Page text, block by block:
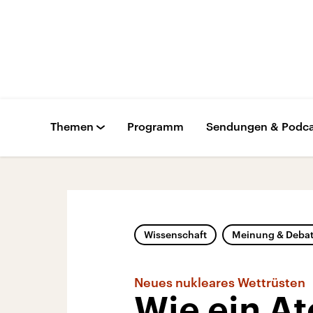
Themen Programm Sendungen &
Wissenschaft Meinung &
Neues nukleares Wettrüsten